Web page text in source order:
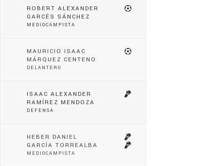
ROBERT ALEXANDER
GARCÉS SÁNCHEZ
MEDIOCAMPISTA
MAURICIO ISAAC
MÁRQUEZ CENTENO
DELANTERO
ISAAC ALEXANDER
RAMÍREZ MENDOZA
DEFENSA
HEBER DANIEL
GARCÍA TORREALBA
MEDIOCAMPISTA